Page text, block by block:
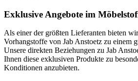
Exklusive Angebote im
Als einer der größten Lieferanten bieten
Vorhangstoffe von Jab Anstoetz zu einem
Unsere direkten Beziehungen zu Jab
Ihnen diese exklusiven Produkte zu
Konditionen anzubieten.